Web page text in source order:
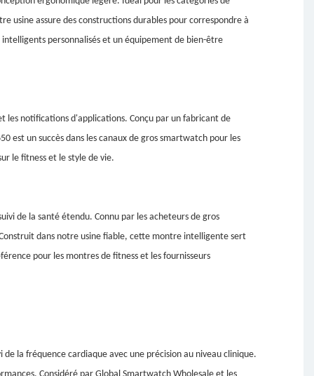
usine assure des constructions durables pour correspondre à
personnalisés et un équipement de bien-être
les notifications d'applications. Conçu par un fabricant de
un succès dans les canaux de gros smartwatch pour les
le fitness et le style de vie.
de la santé étendu. Connu par les acheteurs de gros
dans notre usine fiable, cette montre intelligente sert
pour les montres de fitness et les fournisseurs
la fréquence cardiaque avec une précision au niveau clinique.